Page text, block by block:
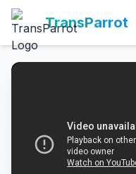
TransParrot